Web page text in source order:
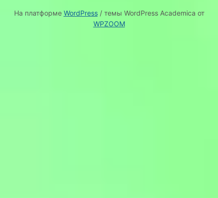
На платформе WordPress/ темы WordPress Academica от
WPZOOM